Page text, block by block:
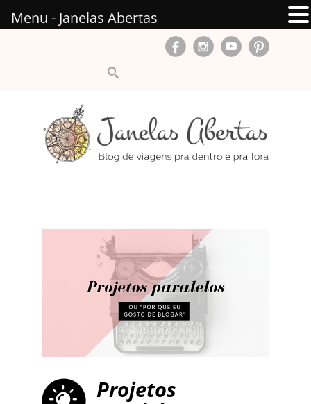
Projetos
Menu - Janelas Abertas